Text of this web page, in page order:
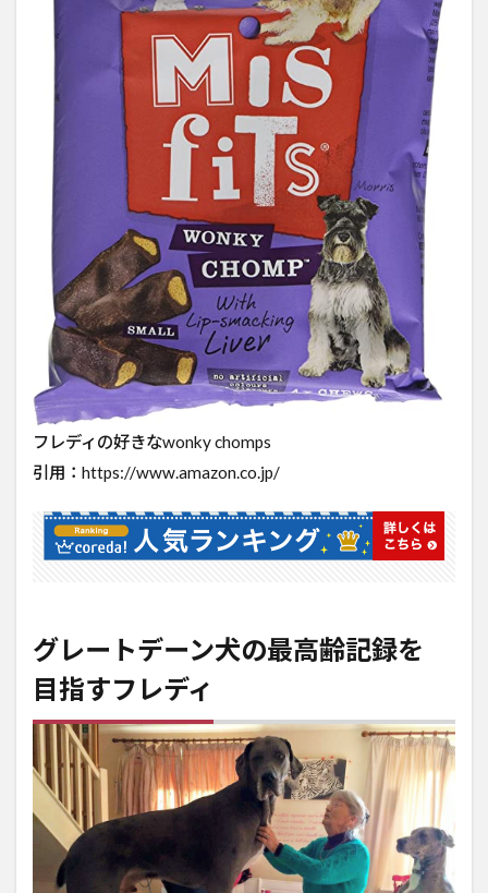
フレディの好きなwonky chomps
引用：https://www.amazon.co.jp/
グレートデーン犬の最高齢記録を
目指すフレディ